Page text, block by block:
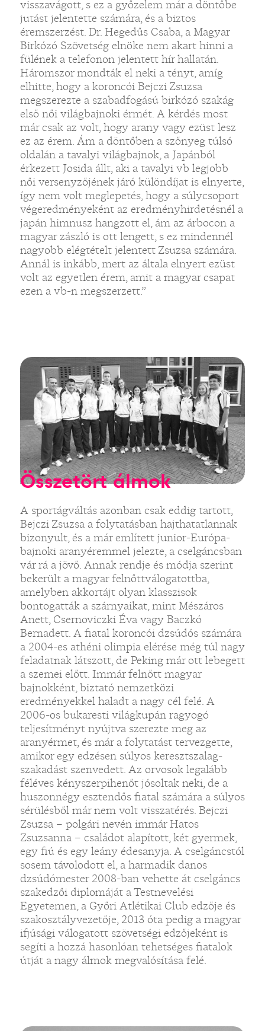
visszavágott, s ez a győzelem már a döntőbe
jutást jelentette számára, és a biztos
éremszerzést. Dr. Hegedűs Csaba, a Magyar
Birkózó Szövetség elnöke nem akart hinni a
fülének a telefonon jelentett hír hallatán.
Háromszor mondták el neki a tényt, amíg
elhitte, hogy a koroncói Bejczi Zsuzsa
megszerezte a szabadfogású birkózó szakág
első női világbajnoki érmét. A kérdés most
már csak az volt, hogy arany vagy ezüst lesz
ez az érem. Ám a döntőben a szőnyeg túlsó
oldalán a tavalyi világbajnok, a Japánból
érkezett Josida állt, aki a tavalyi vb legjobb
női versenyzőjének járó különdíjat is elnyerte,
így nem volt meglepetés, hogy a súlycsoport
végeredményeként az eredményhirdetésnél a
japán himnusz hangzott el, ám az árbocon a
magyar zászló is ott lengett, s ez mindennél
nagyobb elégtételt jelentett Zsuzsa számára.
Annál is inkább, mert az általa elnyert ezüst
volt az egyetlen érem, amit a magyar csapat
ezen a vb-n megszerzett.”
Összetört álmok
A sportágváltás azonban csak eddig tartott,
Bejczi Zsuzsa a folytatásban hajthatatlannak
bizonyult, és a már említett junior-Európa-
bajnoki aranyéremmel jelezte, a cselgáncsban
vár rá a jövő. Annak rendje és módja szerint
bekerült a magyar felnőttválogatottba,
amelyben akkortájt olyan klasszisok
bontogatták a szárnyaikat, mint Mészáros
Anett, Csernoviczki Éva vagy Baczkó
Bernadett. A fiatal koroncói dzsúdós számára
a 2004-es athéni olimpia elérése még túl nagy
feladatnak látszott, de Peking már ott lebegett
a szemei előtt. Immár felnőtt magyar
bajnokként, biztató nemzetközi
eredményekkel haladt a nagy cél felé. A
2006-os bukaresti világkupán ragyogó
teljesítményt nyújtva szerezte meg az
aranyérmet, és már a folytatást tervezgette,
amikor egy edzésen súlyos keresztszalag-
szakadást szenvedett. Az orvosok legalább
féléves kényszerpihenőt jósoltak neki, de a
huszonnégy esztendős fiatal számára a súlyos
sérülésből már nem volt visszatérés. Bejczi
Zsuzsa – polgári nevén immár Hatos
Zsuzsanna – családot alapított, két gyermek,
egy fiú és egy leány édesanyja. A cselgáncstól
sosem távolodott el, a harmadik danos
dzsúdómester 2008-ban vehette át cselgáncs
szakedzői diplomáját a Testnevelési
Egyetemen, a Győri Atlétikai Club edzője és
szakosztályvezetője, 2013 óta pedig a magyar
ifjúsági válogatott szövetségi edzőjeként is
segíti a hozzá hasonlóan tehetséges fiatalok
útját a nagy álmok megvalósítása felé.